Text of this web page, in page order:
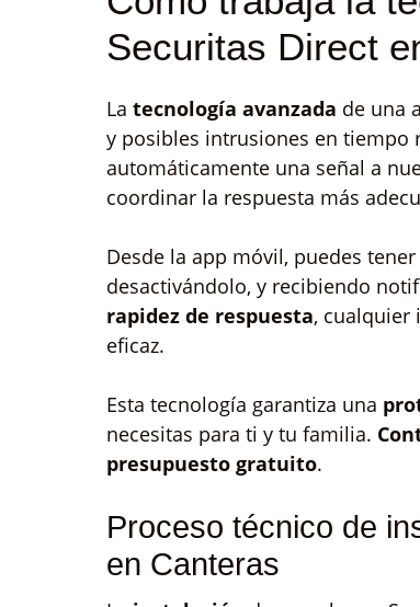
Securitas Direct
La tecnología avanzada de una
y posibles intrusiones en tiempo
automáticamente una señal a
coordinar la respuesta más
Desde la app móvil, puedes
desactivándolo, y recibiendo
rapidez de respuesta, cualquier
eficaz.
Esta tecnología garantiza una
necesitas para ti y tu familia.
presupuesto gratuito.
Proceso técnico de
en Canteras